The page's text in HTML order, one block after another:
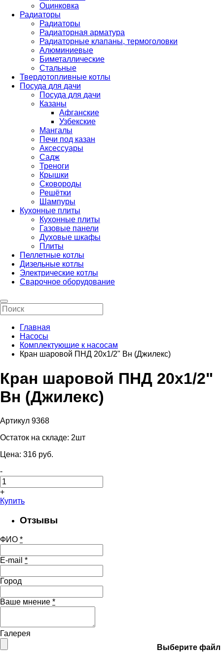
Оцинковка
Радиаторы
Радиаторы
Радиаторная арматура
Радиаторные клапаны, термоголовки
Алюминиевые
Биметаллические
Стальные
Твердотопливные котлы
Посуда для дачи
Посуда для дачи
Казаны
Афганские
Узбекские
Мангалы
Печи под казан
Аксессуары
Садж
Треноги
Крышки
Сковороды
Решётки
Шампуры
Кухонные плиты
Кухонные плиты
Газовые панели
Духовые шкафы
Плиты
Пеллетные котлы
Дизельные котлы
Электрические котлы
Сварочное оборудование
Главная
Насосы
Комплектующие к насосам
Кран шаровой ПНД 20х1/2" Вн (Джилекс)
Кран шаровой ПНД 20х1/2"
Вн (Джилекс)
Артикул 9368
Остаток на складе: 2шт
Цена: 316 pуб.
-
+
Купить
Отзывы
ФИО *
E-mail *
Город
Ваше мнение *
Галерея
Выберите файл